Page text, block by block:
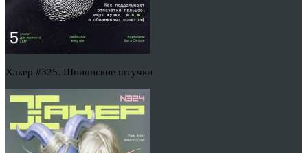
Хакер #325. Шпионские штучки